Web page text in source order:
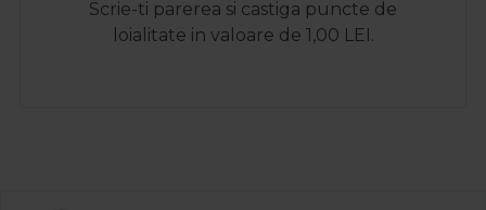
Scrie-ti parerea si castiga puncte de
loialitate in valoare de 1,00 LEI.